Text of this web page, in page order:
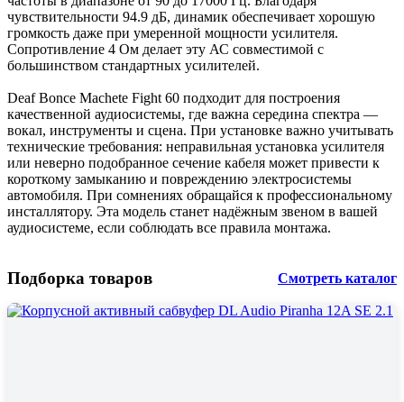
чувствительности 94.9 дБ, динамик обеспечивает хорошую
громкость даже при умеренной мощности усилителя.
Сопротивление 4 Ом делает эту АС совместимой с
большинством стандартных усилителей.
Deaf Bonce Machete Fight 60 подходит для построения
качественной аудиосистемы, где важна середина спектра —
вокал, инструменты и сцена. При установке важно учитывать
технические требования: неправильная установка усилителя
или неверно подобранное сечение кабеля может привести к
короткому замыканию и повреждению электросистемы
автомобиля. При сомнениях обращайся к профессиональному
инсталлятору. Эта модель станет надёжным звеном в вашей
аудиосистеме, если соблюдать все правила монтажа.
Подборка товаров Смотреть каталог